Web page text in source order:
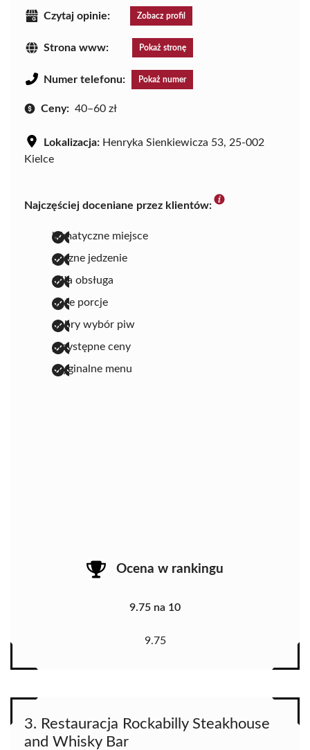
Czytaj opinie: Zobacz profil
Strona www: Pokaż stronę
Numer telefonu: Pokaż numer
Ceny: 40–60 zł
Lokalizacja: Henryka Sienkiewicza 53, 25-002
Kielce
Najczęściej doceniane przez klientów:
klimatyczne miejsce
pyszne jedzenie
miła obsługa
duże porcje
dobry wybór piw
przystępne ceny
oryginalne menu
Ocena w rankingu
9.75 na 10
9.75
3. Restauracja Rockabilly Steakhouse
and Whisky Bar